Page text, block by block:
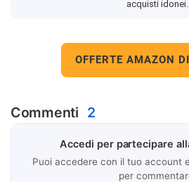
acquisti idonei.
OFFERTE AMAZON
Commenti 2
Accedi per partecipare
Puoi accedere con il tuo account
per